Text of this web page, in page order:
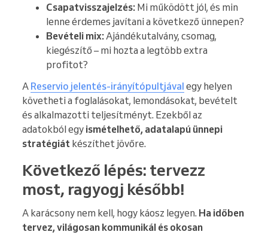
Csapatvisszajelzés: Mi működött jól, és min
lenne érdemes javítani a következő ünnepen?
Bevételi mix:Ajándékutalvány, csomag,
kiegészítő – mi hozta a legtöbb extra
profitot?
A Reservio jelentés-irányítópultjával egy helyen
követheti a foglalásokat, lemondásokat, bevételt
és alkalmazotti teljesítményt. Ezekből az
adatokból egy ismételhető, adatalapú ünnepi
stratégiát készíthet jövőre.
Következő lépés: tervezz
most, ragyogj később!
A karácsony nem kell, hogy káosz legyen. Ha időben
tervez, világosan kommunikál és okosan